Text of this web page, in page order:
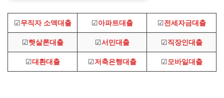
☑무직자 소액대출 ☑아파트대출 ☑전세자금대출
☑햇살론대출 ☑서민대출 ☑직장인대출
☑대환대출 ☑저축은행대출 ☑모바일대출